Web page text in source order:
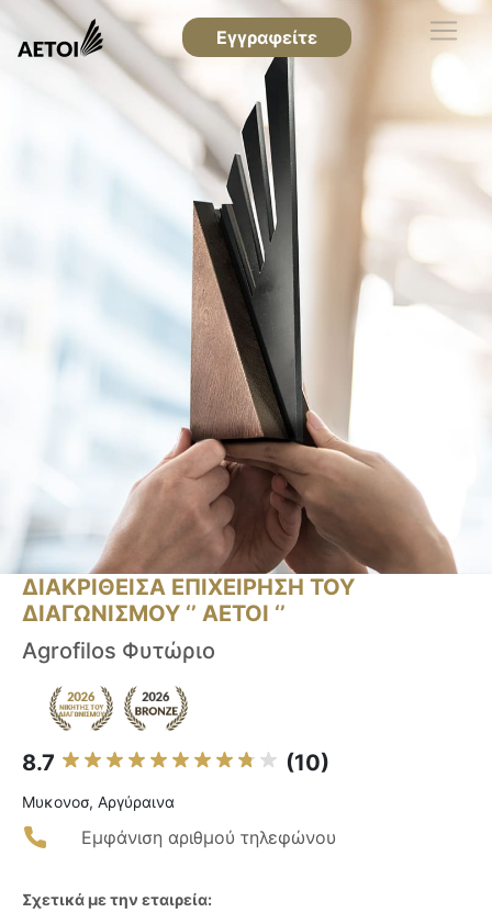
Εγγραφείτε
ΔΙΑΚΡΙΘΕΙΣΑ ΕΠΙΧΕΙΡΗΣΗ ΤΟΥ
ΔΙΑΓΩΝΙΣΜΟΥ ‘’ ΑΕΤΟΙ ‘’
Agrofilos Φυτώριο
8.7 (10)
Μυκονοσ, Αργύραινα
Εμφάνιση αριθμού τηλεφώνου
Σχετικά με την εταιρεία: